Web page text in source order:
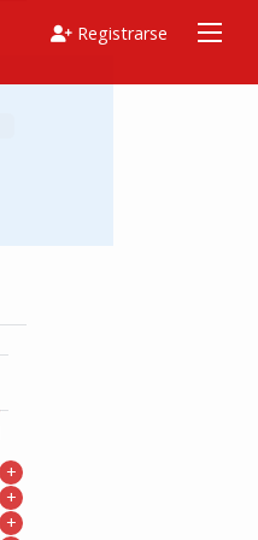
Registrarse